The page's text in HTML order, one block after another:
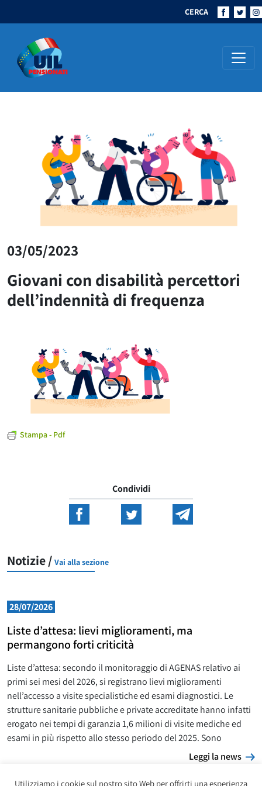
CERCA
Navigazione principale
03/05/2023
Giovani con disabilità percettori
dell’indennità di frequenza
Stampa - Pdf
Condividi
Notizie / Vai alla sezione
28/07/2026
Liste d’attesa: lievi miglioramenti, ma
permangono forti criticità
Liste d’attesa: secondo il monitoraggio di AGENAS relativo ai
primi sei mesi del 2026, si registrano lievi miglioramenti
nell’accesso a visite specialistiche ed esami diagnostici. Le
strutture sanitarie pubbliche e private accreditate hanno infatti
erogato nei tempi di garanzia 1,6 milioni di visite mediche ed
esami in più rispetto allo stesso periodo del 2025. Sono
Leggi la news
Utilizziamo i cookie sul nostro sito Web per offrirti una esperienza